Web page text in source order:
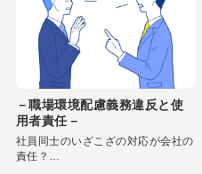
－職場環境配慮義務違反と使
用者責任－
社員同士のいざこざの対応が会社の
責任？…